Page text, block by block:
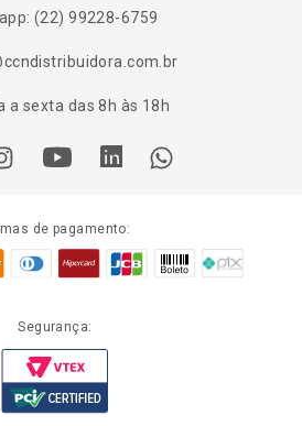
(22) 99228-6759
a sexta das 8h às 18h
de pagamento:
Segurança: